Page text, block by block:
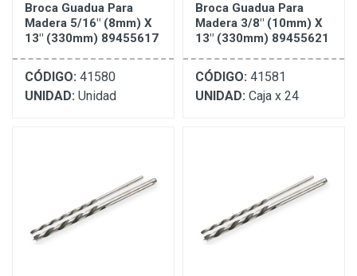
Broca Guadua Para
Madera 5/16" (8mm) X
13" (330mm) 89455617
CÓDIGO: 41580
UNIDAD: Unidad
Broca Guadua Para
Madera 3/8" (10mm) X
13" (330mm) 89455621
CÓDIGO: 41581
UNIDAD: Caja x 24